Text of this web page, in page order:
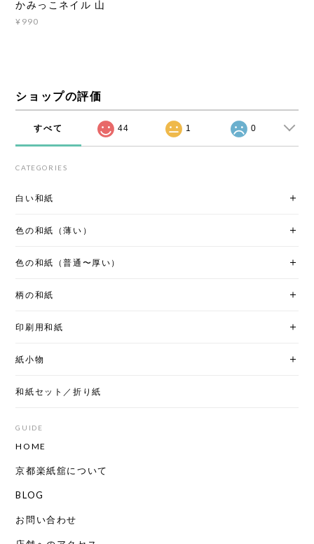
かみっこネイル 山
¥990
ショップの評価
すべて 44 1 0
CATEGORIES
白い和紙
色の和紙（薄い）
色の和紙（普通〜厚い）
柄の和紙
印刷用和紙
紙小物
和紙セット／折り紙
GUIDE
HOME
京都楽紙舘について
BLOG
お問い合わせ